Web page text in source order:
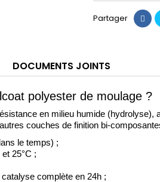
Partager
DOCUMENTS JOINTS
polyester de moulage ?
en milieu humide (hydrolyse),
couches de finition bi-
le temps) ;
25°C ;
complète en 24h ;